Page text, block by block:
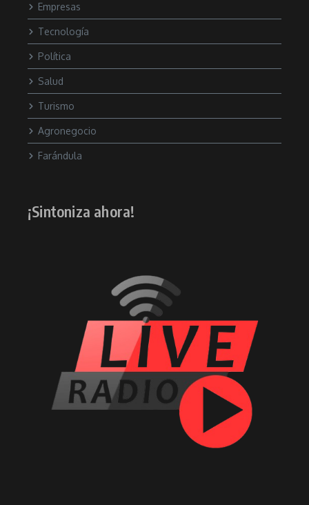
Empresas
Tecnología
Política
Salud
Turismo
Agronegocio
Farándula
¡Sintoniza ahora!